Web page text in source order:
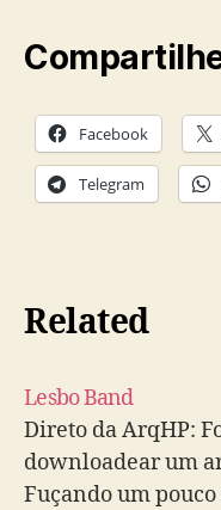
Facebook
Telegram
Related
Lesbo Band
Direto da ArqHP:
downloadear um
Fuçando um